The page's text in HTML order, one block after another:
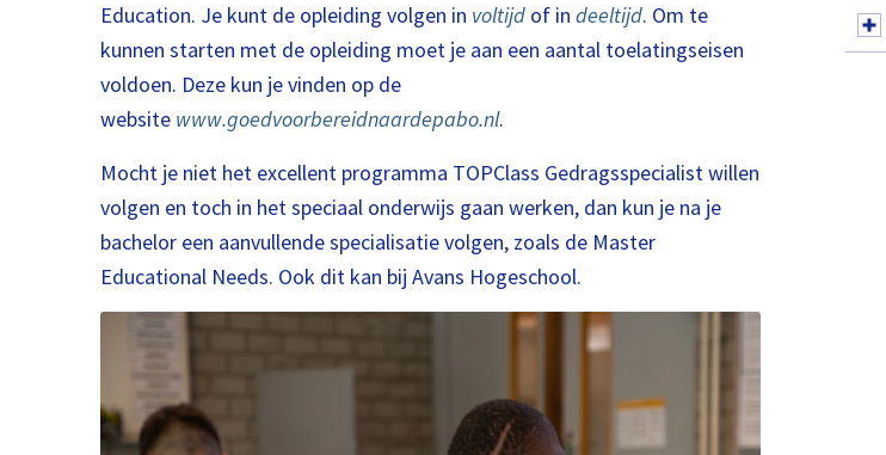
Education. Je kunt de opleiding volgen in voltijdof in deeltijd. Om te
kunnen starten met de opleiding moet je aan een aantal toelatingseisen
voldoen. Deze kun je vinden op de
website www.goedvoorbereidnaardepabo.nl.
Mocht je niet het excellent programma TOPClass Gedragsspecialist willen
volgen en toch in het speciaal onderwijs gaan werken, dan kun je na je
bachelor een aanvullende specialisatie volgen, zoals de Master
Educational Needs. Ook dit kan bij Avans Hogeschool.